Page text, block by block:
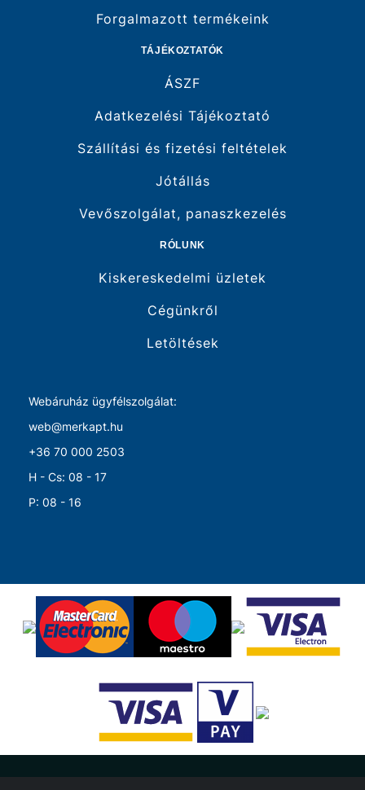
Forgalmazott termékeink
TÁJÉKOZTATÓK
ÁSZF
Adatkezelési Tájékoztató
Szállítási és fizetési feltételek
Jótállás
Vevőszolgálat, panaszkezelés
RÓLUNK
Kiskereskedelmi üzletek
Cégünkről
Letöltések
Webáruház ügyfélszolgálat:
web@merkapt.hu
+36 70 000 2503
H - Cs: 08 - 17
P: 08 - 16